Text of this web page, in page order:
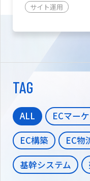
サイト運用
TAG
ALL ECマー
EC構築
EC物
基幹システム